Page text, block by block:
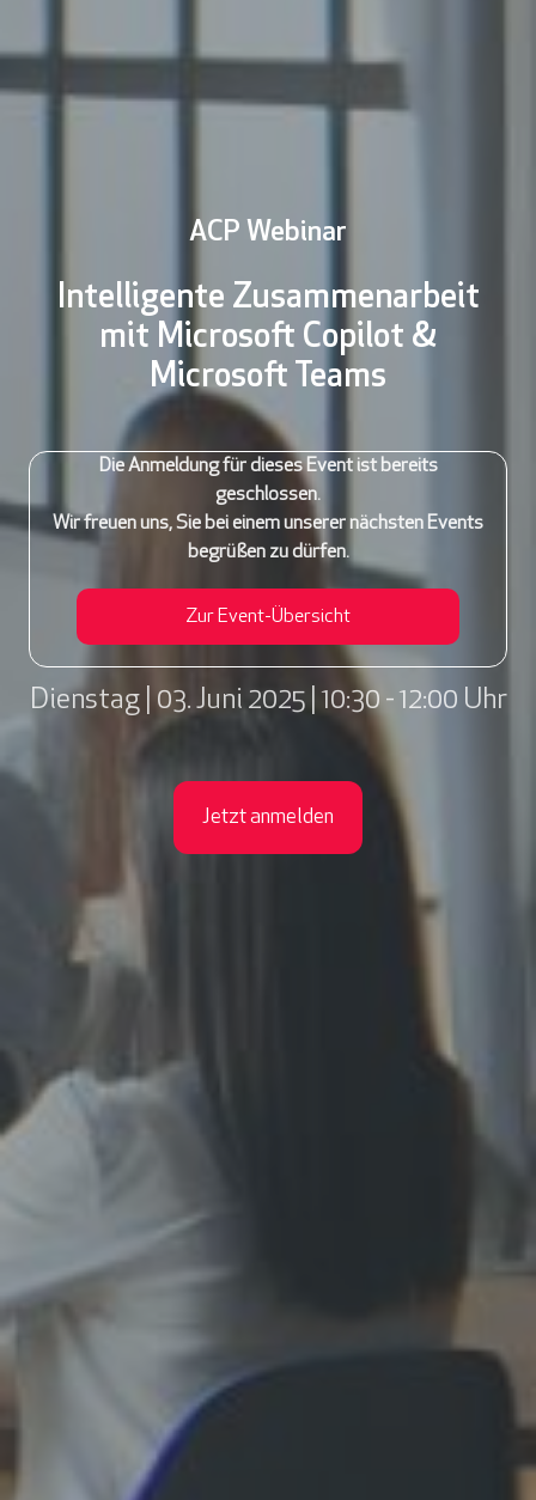
ACP Webinar
Intelligente Zusammenarbeit
mit Microsoft Copilot &
Microsoft Teams
Die Anmeldung für dieses Event ist bereits
geschlossen.
Wir freuen uns, Sie bei einem unserer nächsten Events
begrüßen zu dürfen.
Zur Event-Übersicht
Dienstag | 03. Juni 2025 | 10:30 - 12:00 Uhr
Jetzt anmelden